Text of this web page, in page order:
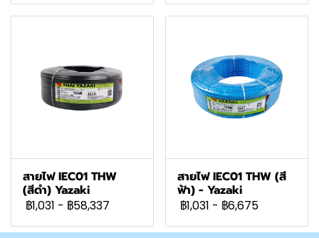
สายไฟ IEC01 THW
(สีดำ) Yazaki
฿1,031 - ฿58,337
สายไฟ IEC01 THW (สี
ฟ้า) - Yazaki
฿1,031 - ฿6,675